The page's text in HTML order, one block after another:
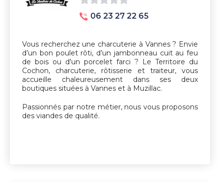
0
5
06 23 27 22 65
Vous recherchez une charcuterie à Vannes ? Envie
d’un bon poulet rôti, d’un jambonneau cuit au feu
de bois ou d'un porcelet farci ? Le Territoire du
Cochon, charcuterie, rôtisserie et traiteur, vous
accueille chaleureusement dans ses deux
boutiques situées à Vannes et à Muzillac.
Passionnés par notre métier, nous vous proposons
des viandes de qualité.